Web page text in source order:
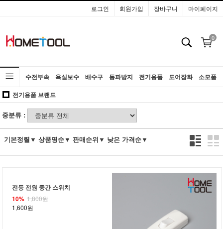
로그인 회원가입 장바구니 마이페이지
0
수전부속 욕실보수 배수구 동파방지 전기용품 도어잡화 소모품
공구전기용품 브랜드
중분류 :
기본정렬▼ 상품명순▼ 판매순위▼ 낮은 가격순▼
전등 전원 중간 스위치
10% 1,800원
1,600원